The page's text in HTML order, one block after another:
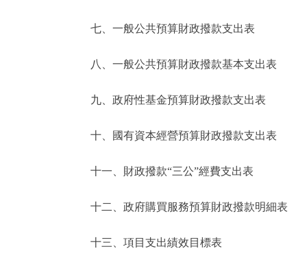
ENGLISH
七、一般公共預算財政撥款支出表
八、一般公共預算財政撥款基本支出表
九、政府性基金預算財政撥款支出表
十、國有資本經營預算財政撥款支出表
十一、財政撥款“三公”經費支出表
十二、政府購買服務預算財政撥款明細表
十三、項目支出績效目標表